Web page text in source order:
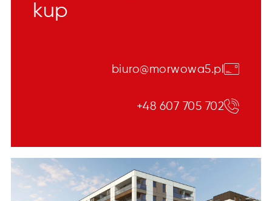
kup
biuro@morwowa5.pl
+48 607 705 702